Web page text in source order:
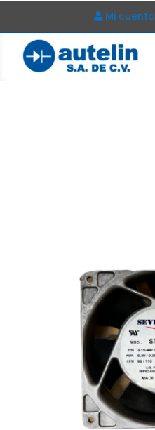
Mi cuenta